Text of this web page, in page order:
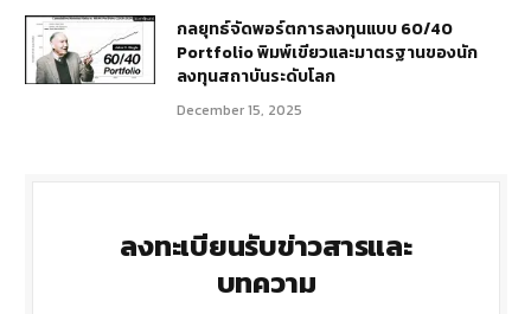
กลยุทธ์จัดพอร์ตการลงทุนแบบ 60/40
Portfolio พิมพ์เขียวและมาตรฐานของนัก
ลงทุนสถาบันระดับโลก
December 15, 2025
ลงทะเบียนรับข่าวสารและ
บทความ